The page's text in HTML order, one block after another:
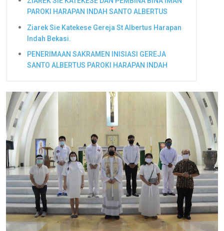
PAROKI HARAPAN INDAH SANTO ALBERTUS
Ziarek Sie Katekese Gereja St Albertus Harapan
Indah Bekasi.
PENERIMAAN SAKRAMEN INISIASI GEREJA
SANTO ALBERTUS PAROKI HARAPAN INDAH